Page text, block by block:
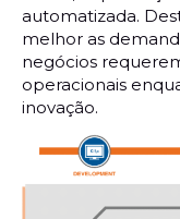
automatizada.
melhor as
negócios
operacionais
inovação.